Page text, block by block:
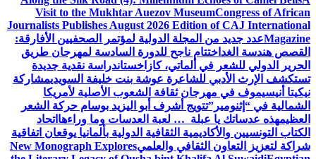
Visit to the Mukhtar Auezov MuseumCongress of African
Journalists Publishes August 2026 Edition of CAJ International
Magazineعدد جديد من المجلة الدولية لمؤتمر الصحفيين الأفارقة:
القصص هندسة الغد اختتام ناجح للدورة السادسة لمهرجان طريق
الحرير الدولي للشعر في ألماتي، كازاخستاندراسة نقدية جديدة
تستكشف الإرث الأدبي للشاعرة عوشة بنت خليفة السويديمشاركة
نيكيتا أنيسيموف في مهرجان ثقافة الشعوب الأصلية لأمريكا
الشمالية في “إثنومير”تتويج أشرف أبو اليزيد بوسام حركة الشعر
العظيمهذه عدساتك يا عبلة … لعبة العدسات وما وراءها اتحاد
الكتاب التونسيين والأكاديمية الثقافية الدولية بألمانيا يوقعان اتفاقية
شراكة لتعزيز التعاون الثقافي والعلميNew Monograph Explores